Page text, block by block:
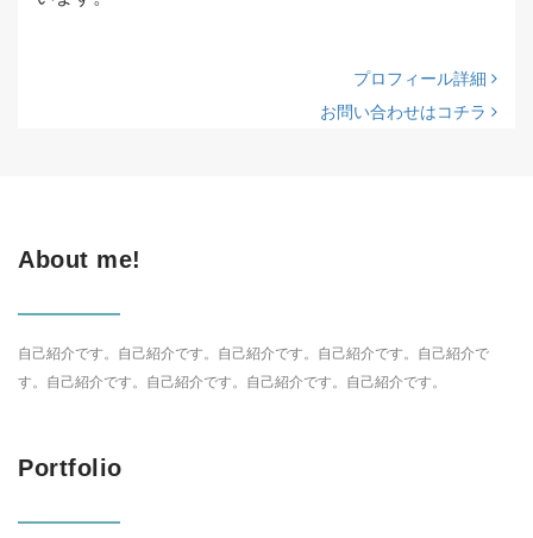
プロフィール詳細
お問い合わせはコチラ
About me!
自己紹介です。自己紹介です。自己紹介です。自己紹介です。自己紹介で
す。自己紹介です。自己紹介です。自己紹介です。自己紹介です。
Portfolio